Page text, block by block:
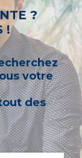
un « métier ».
?
!
votre
des